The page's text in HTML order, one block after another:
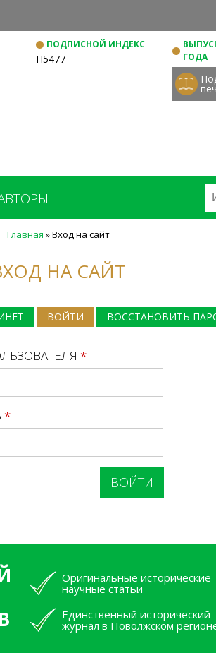
к
основномуПОДПИСНОЙ ИНДЕКС
П5477
ГОДА
Главная »Вход на сайт
НА САЙТ
ВОЙТИ (АКТИВНАЯ ВКЛАДКА)
ВОССТАНОВИТЬ
*
*
Оригинальные исторические
научные статьи
Единственный исторический
журнал в Поволжском